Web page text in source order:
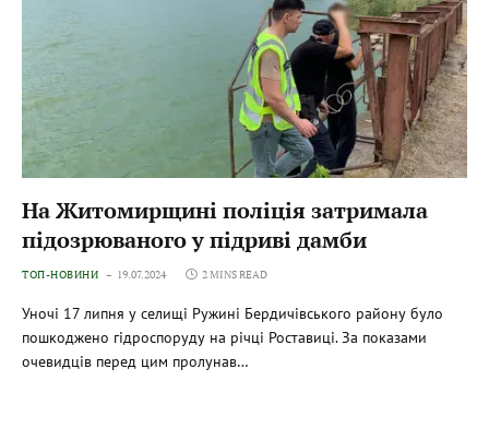
На Житомирщині поліція затримала
підозрюваного у підриві дамби
ТОП-НОВИНИ 19.07.2024 2 MINS READ
Уночі 17 липня у селищі Ружині Бердичівського району було
пошкоджено гідроспоруду на річці Роставиці. За показами
очевидців перед цим пролунав…